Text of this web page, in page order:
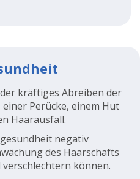
kräftiges Abreiben der
Perücke, einem Hut
Haarausfall.
negativ
des Haarschafts
können.